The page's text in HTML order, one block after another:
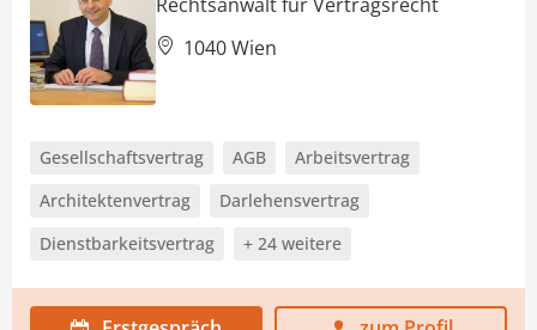
1040 Wien
Gesellschaftsvertrag AGB
Arbeitsvertrag
Architektenvertrag
Darlehensvertrag
Dienstbarkeitsvertrag
+ 24 weitere